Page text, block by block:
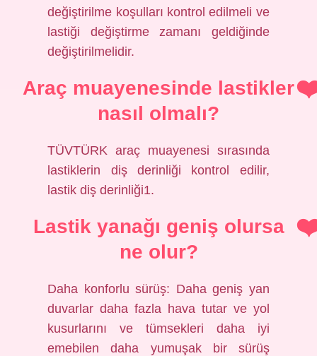
değiştirilme koşulları kontrol edilmeli ve
lastiği değiştirme zamanı geldiğinde
değiştirilmelidir.
Araç muayenesinde lastikler
nasıl olmalı?
TÜVTÜRK araç muayenesi sırasında
lastiklerin diş derinliği kontrol edilir,
lastik diş derinliği1.
Lastik yanağı geniş olursa
ne olur?
Daha konforlu sürüş: Daha geniş yan
duvarlar daha fazla hava tutar ve yol
kusurlarını ve tümsekleri daha iyi
emebilen daha yumuşak bir sürüş